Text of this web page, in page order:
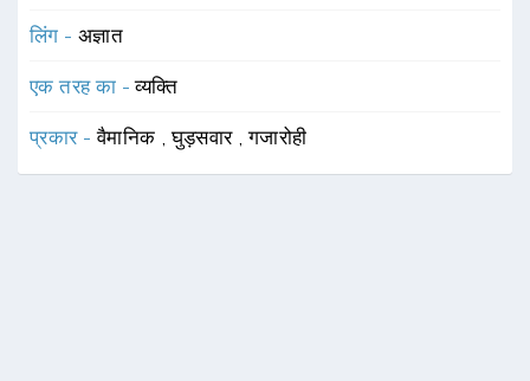
लिंग - अज्ञात
एक तरह का -व्यक्ति
प्रकार -वैमानिक ,घुड़सवार ,गजारोही